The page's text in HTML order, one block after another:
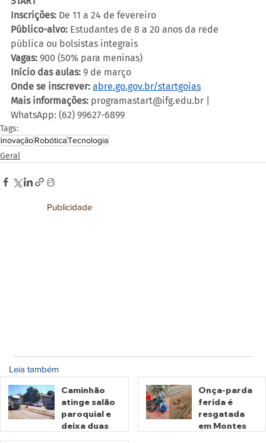
Inscrições: De 11 a 24 de fevereiro
Público-alvo: Estudantes de 8 a 20 anos da rede
pública ou bolsistas integrais
Vagas: 900 (50% para meninas)
Início das aulas: 9 de março
Onde se inscrever: abre.go.gov.br/startgoias
Mais informações: programastart@ifg.edu.br |
WhatsApp: (62) 99627-6899
Tags:
inovaçãoRobóticaTecnologia
Geral
Publicidade
Leia também
Caminhão
atinge salão
paroquial e
deixa duas
Onça-parda
ferida é
resgatada
em Montes